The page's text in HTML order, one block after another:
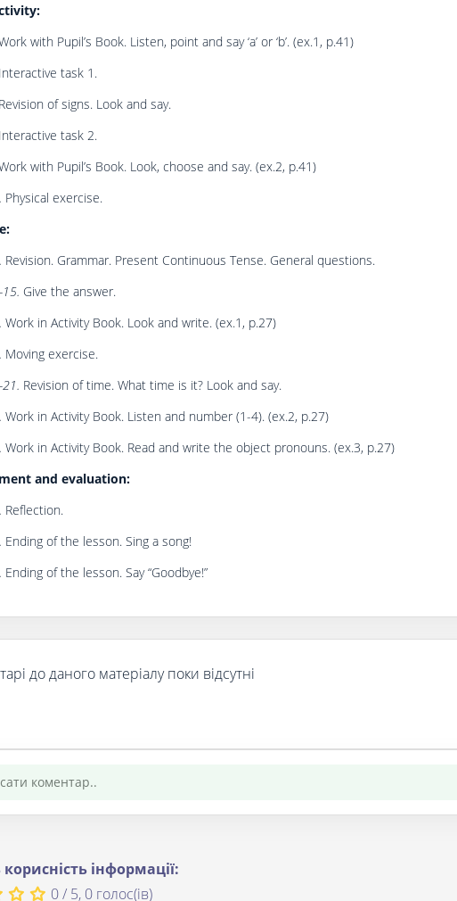
with Pupil’s Book. Listen, point and say ‘a’ or ‘b’. (ex.1, p.41)
Interactive task 1.
Revision of signs. Look and say.
Interactive task 2.
with Pupil’s Book. Look, choose and say. (ex.2, p.41)
Physical exercise.
Revision. Grammar. Present Continuous Tense. General questions.
Give the answer.
Work in Activity Book. Look and write. (ex.1, p.27)
Moving exercise.
Revision of time. What time is it? Look and say.
Work in Activity Book. Listen and number (1-4). (ex.2, p.27)
Work in Activity Book. Read and write the object pronouns. (ex.3, p.27)
and evaluation:
Reflection.
Ending of the lesson. Sing a song!
Ending of the lesson. Say “Goodbye!”
до даного матеріалу поки відсутні
корисність інформації:
0 / 5, 0 голос(ів)